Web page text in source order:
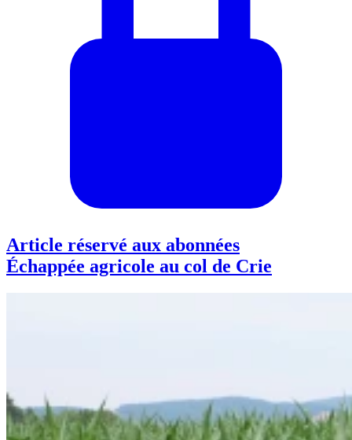
Article réservé aux abonnées
Échappée agricole au col de Crie